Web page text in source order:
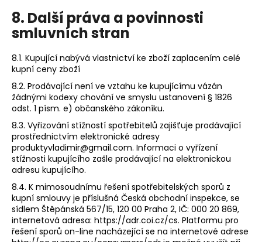
8. Další práva a povinnosti
smluvních stran
8.1. Kupující nabývá vlastnictví ke zboží zaplacením celé
kupní ceny zboží
8.2. Prodávající není ve vztahu ke kupujícímu vázán
žádnými kodexy chování ve smyslu ustanovení § 1826
odst. 1 písm. e) občanského zákoníku.
8.3. Vyřizování stížností spotřebitelů zajišťuje prodávající
prostřednictvím elektronické adresy
produktyvladimir@gmail.com. Informaci o vyřízení
stížnosti kupujícího zašle prodávající na elektronickou
adresu kupujícího.
8.4. K mimosoudnímu řešení spotřebitelských sporů z
kupní smlouvy je příslušná Česká obchodní inspekce, se
sídlem Štěpánská 567/15, 120 00 Praha 2, IČ: 000 20 869,
internetová adresa: https://adr.coi.cz/cs. Platformu pro
řešení sporů on-line nacházející se na internetové adrese